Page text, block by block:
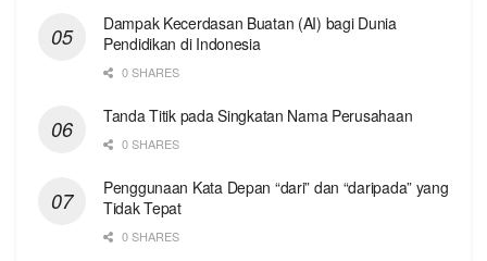
Dampak Kecerdasan Buatan (AI) bagi Dunia
Pendidikan di Indonesia
0 SHARES
Tanda Titik pada Singkatan Nama Perusahaan
0 SHARES
Penggunaan Kata Depan “dari” dan “daripada” yang
Tidak Tepat
0 SHARES